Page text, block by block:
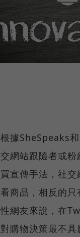
根據SheSpeaks
交網站跟隨者或
買宣傳手法，社
看商品，相反的
性網友來說，在
對購物決策最不具